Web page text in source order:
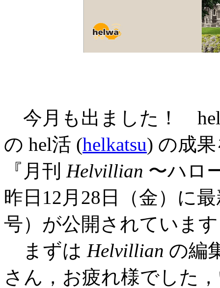
今月も出ました！
の hel活 (helkatsu) の成
『月刊 Helvillian 〜ハロ
昨日12月28日（金）に
号）が公開されていま
まずは Helvillian の編
さん，お疲れ様でした